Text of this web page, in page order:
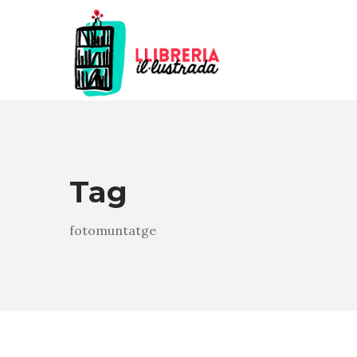
Tag
fotomuntatge